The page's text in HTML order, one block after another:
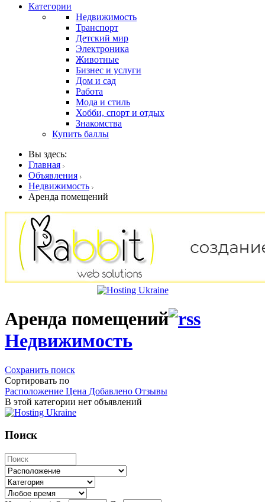
Категории
Недвижимость
Транспорт
Детский мир
Электроника
Животные
Бизнес и услуги
Дом и сад
Работа
Мода и стиль
Хобби, спорт и отдых
Знакомства
Купить баллы
Вы здесь:
Главная
Объявления
Недвижимость
Аренда помещений
Аренда помещений
Недвижимость
Сохранить поиск
Сортировать по
Расположение Цена Добавлено Отзывы
В этой категории нет объявлений
Поиск